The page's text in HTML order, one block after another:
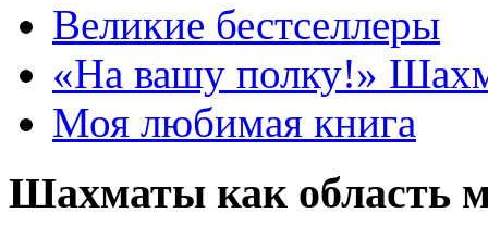
Великие бестселлеры
«На вашу полку!»
Моя любимая книга
Шахматы как область